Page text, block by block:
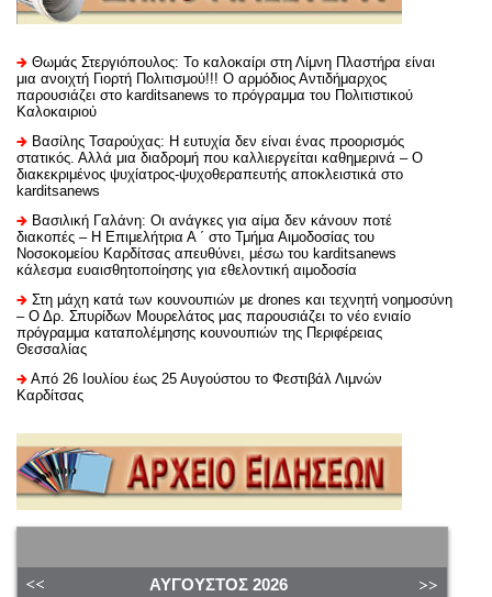
Θωμάς Στεργιόπουλος: Το καλοκαίρι στη Λίμνη Πλαστήρα είναι
μια ανοιχτή Γιορτή Πολιτισμού!!! Ο αρμόδιος Αντιδήμαρχος
παρουσιάζει στο karditsanews το πρόγραμμα του Πολιτιστικού
Καλοκαιριού
Βασίλης Τσαρούχας: Η ευτυχία δεν είναι ένας προορισμός
στατικός. Αλλά μια διαδρομή που καλλιεργείται καθημερινά – Ο
διακεκριμένος ψυχίατρος-ψυχοθεραπευτής αποκλειστικά στο
karditsanews
Βασιλική Γαλάνη: Οι ανάγκες για αίμα δεν κάνουν ποτέ
διακοπές – Η Επιμελήτρια Α ΄ στο Τμήμα Αιμοδοσίας του
Νοσοκομείου Καρδίτσας απευθύνει, μέσω του karditsanews
κάλεσμα ευαισθητοποίησης για εθελοντική αιμοδοσία
Στη μάχη κατά των κουνουπιών με drones και τεχνητή νοημοσύνη
– Ο Δρ. Σπυρίδων Μουρελάτος μας παρουσιάζει το νέο ενιαίο
πρόγραμμα καταπολέμησης κουνουπιών της Περιφέρειας
Θεσσαλίας
Από 26 Ιουλίου έως 25 Αυγούστου το Φεστιβάλ Λιμνών
Καρδίτσας
ΑΎΓΟΥΣΤΟΣ 2026